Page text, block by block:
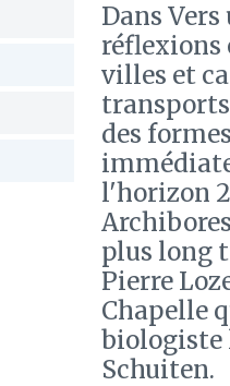
Dans
réflexions
villes et
des
l'horizon
plus long
Pierre
Chapelle
biologiste
Schuiten.